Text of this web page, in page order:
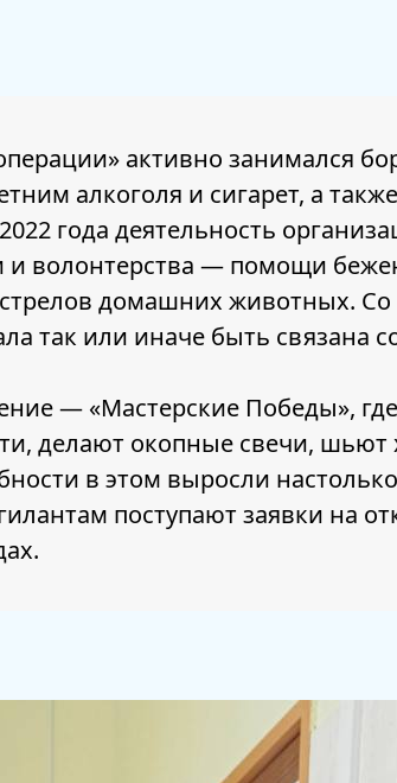
активно занимался
алкоголя и сигарет, а
года деятельность
и волонтерства — помощи
домашних животных.
так или иначе быть связана
— «Мастерские Победы»,
делают окопные свечи, шьют
в этом выросли
поступают заявки на